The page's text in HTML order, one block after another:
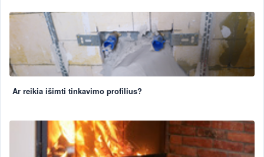
Ar reikia išimti tinkavimo profilius?